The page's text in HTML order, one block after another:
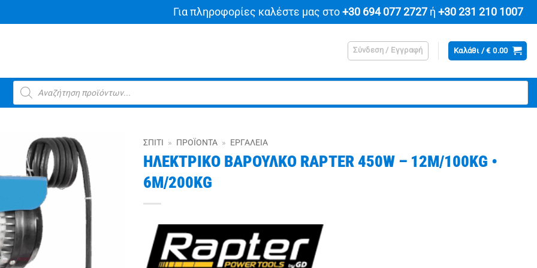
Για πληροφορίες καλέστε μας στο +30 694 077 2727ή +30 231 210 1007
Σύνδεση / Εγγραφή Καλάθι /€0.00
Products
search
ΣΠΊΤΙ » ΠΡΟΪΌΝΤΑ » ΕΡΓΑΛΕΊΑ
ΗΛΕΚΤΡΙΚΟ ΒΑΡΟΥΛΚΟ RAPTER 450W – 12M/100KG •
6M/200KG